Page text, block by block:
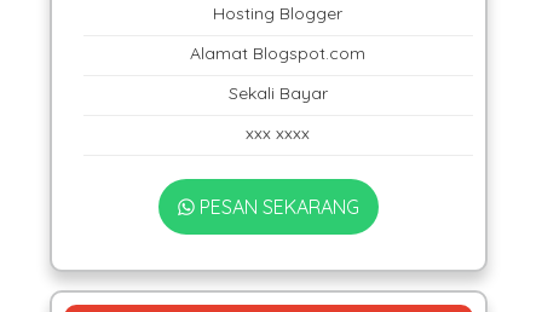
Hosting Blogger
Alamat Blogspot.com
Sekali Bayar
xxx xxxx
PESAN SEKARANG